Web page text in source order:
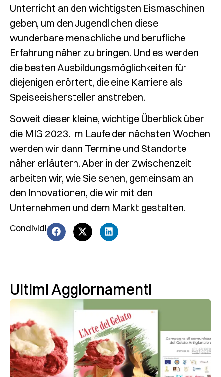
Unterricht an den wichtigsten Eismaschinen
geben, um den Jugendlichen diese
wunderbare menschliche und berufliche
Erfahrung näher zu bringen. Und es werden
die besten Ausbildungsmöglichkeiten für
diejenigen erörtert, die eine Karriere als
Speiseeishersteller anstreben.
Soweit dieser kleine, wichtige Überblick über
die MIG 2023. Im Laufe der nächsten Wochen
werden wir dann Termine und Standorte
näher erläutern. Aber in der Zwischenzeit
arbeiten wir, wie Sie sehen, gemeinsam an
den Innovationen, die wir mit den
Unternehmen und dem Markt gestalten.
Condividi
Ultimi Aggiornamenti